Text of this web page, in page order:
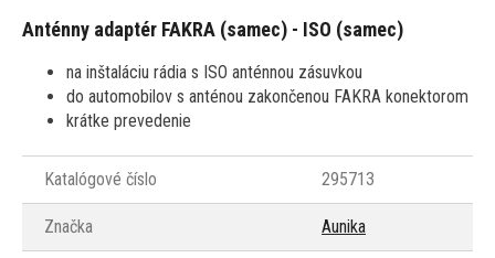
Anténny adaptér FAKRA (samec) - ISO (samec)
na inštaláciu rádia s ISO anténnou zásuvkou
do automobilov s anténou zakončenou FAKRA konektorom
krátke prevedenie
Katalógové číslo 295713
Značka Aunika